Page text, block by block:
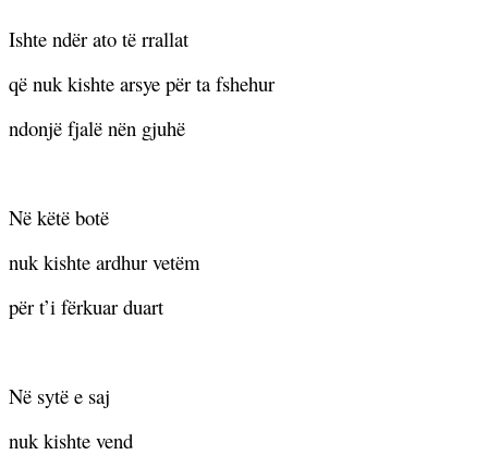
Ishte ndër ato të rrallat
që nuk kishte arsye për ta fshehur
ndonjë fjalë nën gjuhë
Në këtë botë
nuk kishte ardhur vetëm
për t’i fërkuar duart
Në sytë e saj
nuk kishte vend